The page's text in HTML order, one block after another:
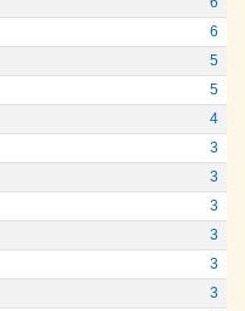
6
5
5
4
3
3
3
3
3
3